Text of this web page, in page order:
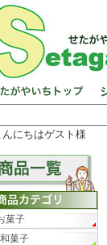
にちはゲスト様
菓子
和菓子